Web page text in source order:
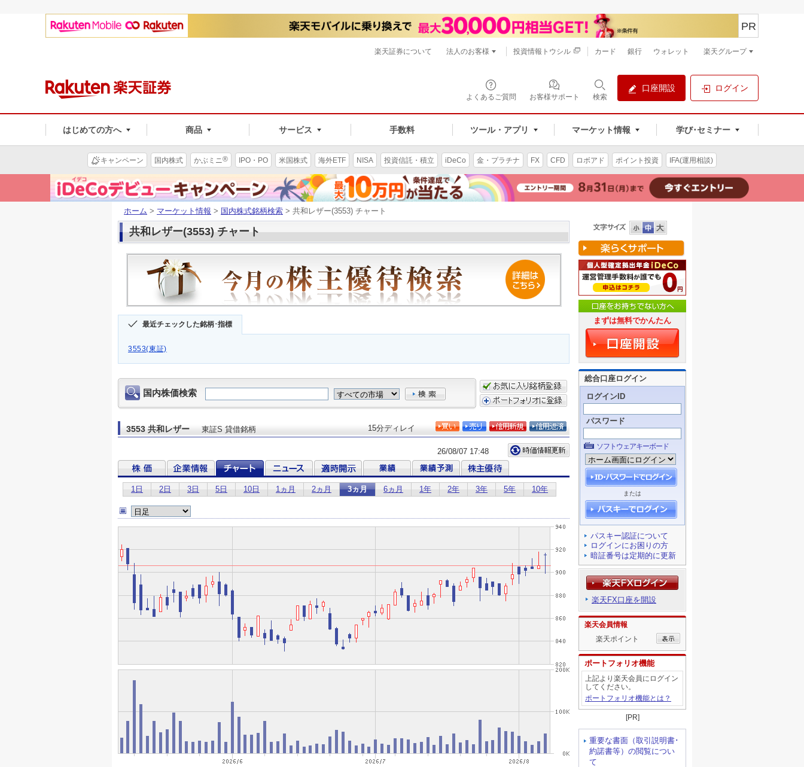
よくあるご質問 お客様サポート 検索
口座開設 ログイン
はじめての方へ 商品 サービス 手数料 ツール・アプリ マーケット情報 学び･セミナー
PR
楽天証券について 法人のお客様 投資情報トウシル カード 銀行 ウォレット 楽天グループ
キャンペーン 国内株式 かぶミニ® IPO・PO 米国株式 海外ETF NISA 投資信託・積立 iDeCo 金・プラチナ FX CFD ロボアド ポイント投資 IFA(運用相談)
ホーム > マーケット情報 > 国内株式銘柄検索 > 共和レザー(3553) チャート
共和レザー(3553) チャート
最近チェックした銘柄･指標
3553(東証)
まずは無料でかんたん
総合口座ログイン
ログインID
パスワード
ソフトウェアキーボード
または
パスキー認証について
ログインにお困りの方
暗証番号は定期的に更新
楽天FX口座を開設
楽天会員情報
楽天ポイント
ポートフォリオ機能
上記より楽天会員にログイン
してください。
ポートフォリオ機能とは？
[PR]
重要な書面（取引説明書･
約諾書等）の閲覧につい
て